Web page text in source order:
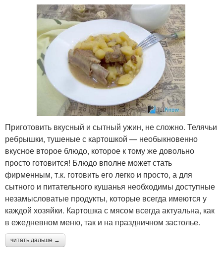
Приготовить вкусный и сытный ужин, не сложно. Телячьи
ребрышки, тушеные с картошкой — необыкновенно
вкусное второе блюдо, которое к тому же довольно
просто готовится! Блюдо вполне может стать
фирменным, т.к. готовить его легко и просто, а для
сытного и питательного кушанья необходимы доступные
незамысловатые продукты, которые всегда имеются у
каждой хозяйки. Картошка с мясом всегда актуальна, как
в ежедневном меню, так и на праздничном застолье.
читать дальше →